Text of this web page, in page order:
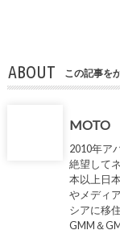
ABOUT この記事を
MOTO
2010年ア
絶望して
本以上日
やメディ
シアに移
GMM＆